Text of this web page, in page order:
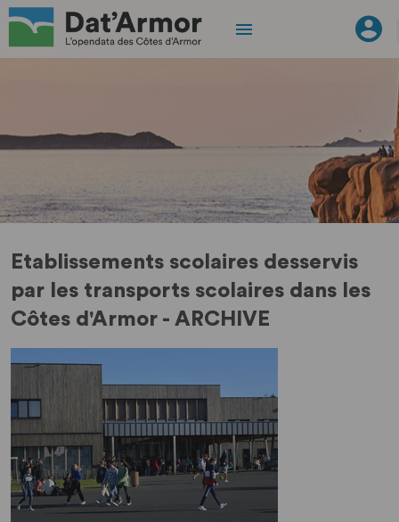
Etablissements scolaires desservis
par les transports scolaires dans les
Côtes d'Armor - ARCHIVE